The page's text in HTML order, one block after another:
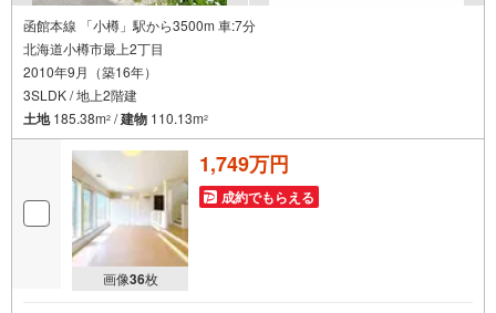
函館本線 「小樽」駅から3500m 車:7分
北海道小樽市最上2丁目
2010年9月（築16年）
3SLDK / 地上2階建
土地185.38m2 /建物 110.13m2
画像36枚
1,749万円
成約でもらえる